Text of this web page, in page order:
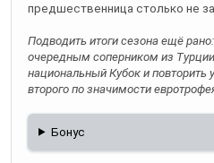
предшественница столько не
Подводить итоги сезона ещё
очередным соперником из Турции
национальный Кубок и повторить
второго по значимости
Бонус